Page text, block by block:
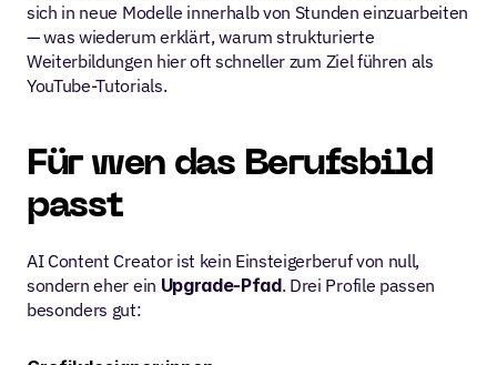
sich in neue Modelle innerhalb von Stunden einzuarbeiten
— was wiederum erklärt, warum strukturierte
Weiterbildungen hier oft schneller zum Ziel führen als
YouTube-Tutorials.
Für wen das Berufsbild
passt
AI Content Creator ist kein Einsteigerberuf von null,
sondern eher ein Upgrade-Pfad. Drei Profile passen
besonders gut: